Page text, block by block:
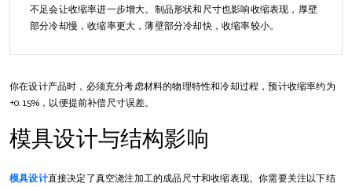
不足会让收缩率进一步增大。制品形状和尺寸也影响收缩表现，厚壁
部分冷却慢，收缩率更大，薄壁部分冷却快，收缩率较小。
你在设计产品时，必须充分考虑材料的物理特性和冷却过程，预计收缩率约为
+0.15%，以便提前补偿尺寸误差。
模具设计与结构影响
模具设计直接决定了真空浇注加工的成品尺寸和收缩表现。你需要关注以下结